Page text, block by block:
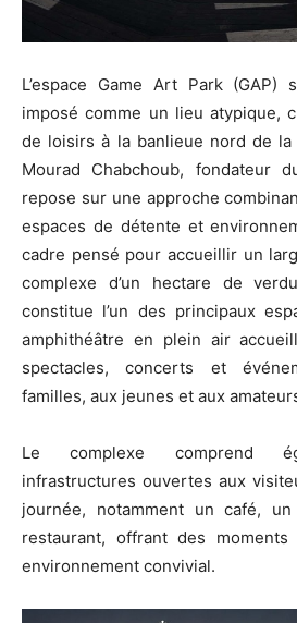
L’espace Game Art Park (GAP)
imposé comme un lieu atypique,
de loisirs à la banlieue nord de la
Mourad Chabchoub, fondateur
repose sur une approche
espaces de détente et
cadre pensé pour accueillir un
complexe d’un hectare de
constitue l’un des principaux
amphithéâtre en plein air
spectacles, concerts et
familles, aux jeunes et aux
Le complexe comprend
infrastructures ouvertes aux
journée, notamment un café,
restaurant, offrant des
environnement convivial.